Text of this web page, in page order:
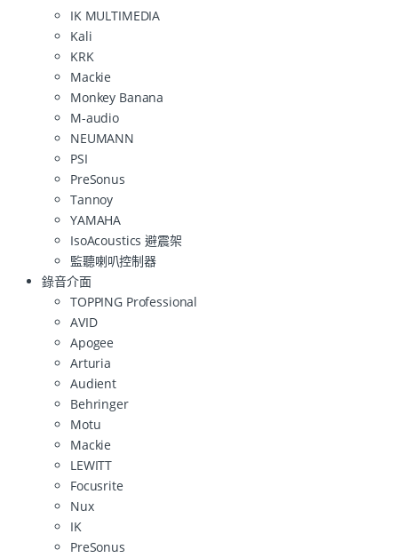
IK MULTIMEDIA
Kali
KRK
Mackie
Monkey Banana
M-audio
NEUMANN
PSI
PreSonus
Tannoy
YAMAHA
IsoAcoustics 避震架
監聽喇叭控制器
錄音介面
TOPPING Professional
AVID
Apogee
Arturia
Audient
Behringer
Motu
Mackie
LEWITT
Focusrite
Nux
IK
PreSonus